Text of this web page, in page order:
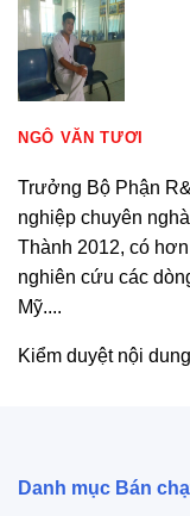
NGÔ VĂN TƯƠI
Trưởng Bộ Phận
nghiệp chuyên
Thành 2012, có
nghiên cứu các
Mỹ....
Kiểm duyệt nội dung
Danh mục Bán